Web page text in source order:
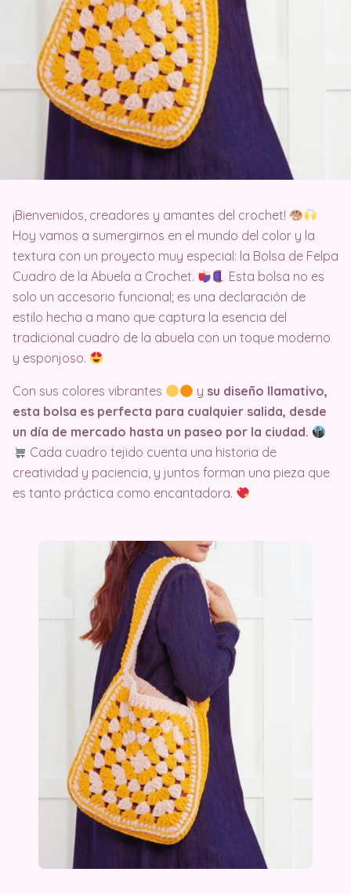
¡Bienvenidos, creadores y amantes del crochet!
Hoy vamos a sumergirnos en el mundo del color y la
textura con un proyecto muy especial: la Bolsa de Felpa
Cuadro de la Abuela a Crochet.
Esta bolsa no es
solo un accesorio funcional; es una declaración de
estilo hecha a mano que captura la esencia del
tradicional cuadro de la abuela con un toque moderno
y esponjoso.
Con sus colores vibrantes y su diseño llamativo,
esta bolsa es perfecta para cualquier salida, desde
un día de mercado hasta un paseo por la ciudad.
Cada cuadro tejido cuenta una historia de
creatividad y paciencia, y juntos forman una pieza que
es tanto práctica como encantadora.